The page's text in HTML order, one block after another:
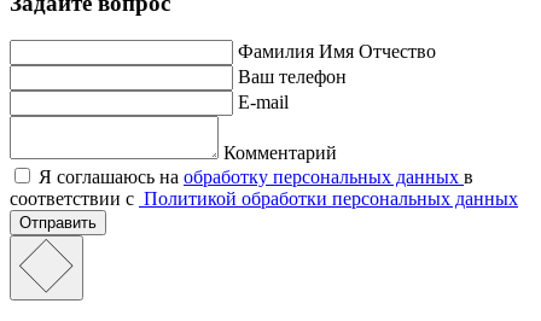
Фамилия Имя Отчество
Ваш телефон
E-mail
Комментарий
Я соглашаюсь на обработку персональных данных в
соответствии с Политикой обработки персональных данных
Отправить